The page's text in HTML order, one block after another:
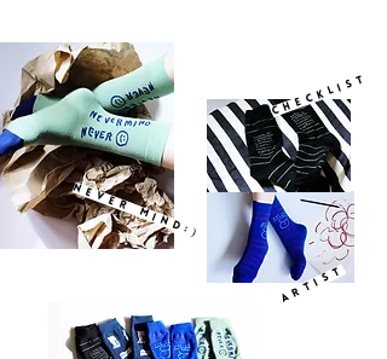
CHECKLIST
ARTIST
NEVER MIND:)